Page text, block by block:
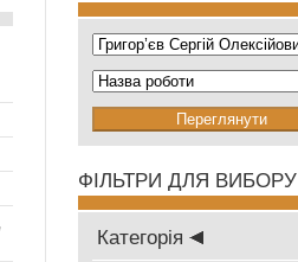
ФІЛЬТРИ ДЛЯ ВИБОРУ
Категорія